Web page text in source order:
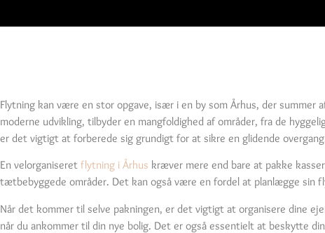
Flytning kan være en stor opgave, især i en by som Århus, der
moderne udvikling, tilbyder en mangfoldighed af områder, fra de
er det vigtigt at forberede sig grundigt for at sikre en glidende
En velorganiseret flytning i Århus kræver mere end bare at pakke
tætbebyggede områder. Det kan også være en fordel at planlægge sin
Når det kommer til selve pakningen, er det vigtigt at organisere dine
når du ankommer til din nye bolig. Det er også essentielt at beskytte